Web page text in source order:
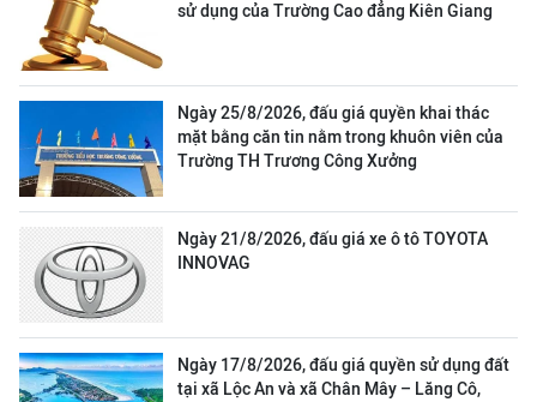
sử dụng của Trường Cao đẳng Kiên Giang
Ngày 25/8/2026, đấu giá quyền khai thác
mặt bằng căn tin nằm trong khuôn viên của
Trường TH Trương Công Xưởng
Ngày 21/8/2026, đấu giá xe ô tô TOYOTA
INNOVAG
Ngày 17/8/2026, đấu giá quyền sử dụng đất
tại xã Lộc An và xã Chân Mây – Lăng Cô,